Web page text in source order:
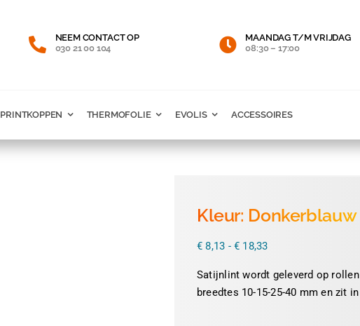
NEEM CONTACT OP
030 21 00 104
MAANDAG T/M VRIJDAG
08:30 – 17:00
PRINTKOPPEN THERMOFOLIE EVOLIS ACCESSOIRES
Kleur: Donkerblauw
€ 8,13 - € 18,33Prijsklasse:
tot
€ 18,33
Satijnlint wordt geleverd op
breedtes 10-15-25-40 mm en zit